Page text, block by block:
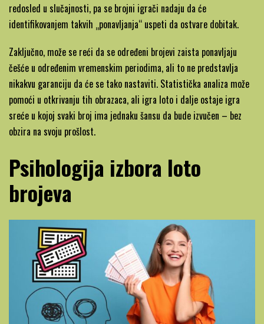
redosled u slučajnosti, pa se brojni igrači nadaju da će
identifikovanjem takvih „ponavljanja“ uspeti da ostvare dobitak.
Zaključno, može se reći da se određeni brojevi zaista ponavljaju
češće u određenim vremenskim periodima, ali to ne predstavlja
nikakvu garanciju da će se tako nastaviti. Statistička analiza može
pomoći u otkrivanju tih obrazaca, ali igra loto i dalje ostaje igra
sreće u kojoj svaki broj ima jednaku šansu da bude izvučen – bez
obzira na svoju prošlost.
Psihologija izbora loto
brojeva